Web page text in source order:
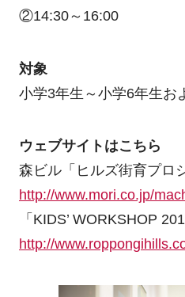
②14:30～16:00
対象
小学3年生～小学6年生お
ウェブサイトはこちら
森ビル「ヒルズ街育プロ
http://www.mori.co.jp/
「KIDS’ WORKSHOP
http://